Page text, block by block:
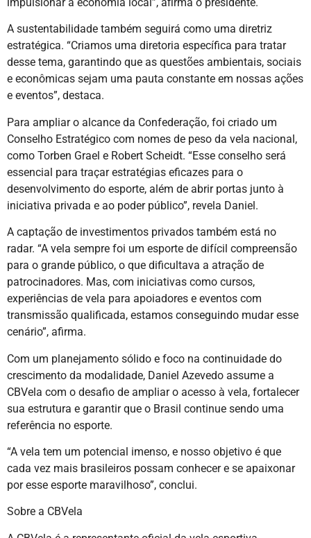
A sustentabilidade também seguirá como uma diretriz
estratégica. “Criamos uma diretoria específica para tratar
desse tema, garantindo que as questões ambientais, sociais
e econômicas sejam uma pauta constante em nossas ações
e eventos”, destaca.
Para ampliar o alcance da Confederação, foi criado um
Conselho Estratégico com nomes de peso da vela nacional,
como Torben Grael e Robert Scheidt. “Esse conselho será
essencial para traçar estratégias eficazes para o
desenvolvimento do esporte, além de abrir portas junto à
iniciativa privada e ao poder público”, revela Daniel.
A captação de investimentos privados também está no
radar. “A vela sempre foi um esporte de difícil compreensão
para o grande público, o que dificultava a atração de
patrocinadores. Mas, com iniciativas como cursos,
experiências de vela para apoiadores e eventos com
transmissão qualificada, estamos conseguindo mudar esse
cenário”, afirma.
Com um planejamento sólido e foco na continuidade do
crescimento da modalidade, Daniel Azevedo assume a
CBVela com o desafio de ampliar o acesso à vela, fortalecer
sua estrutura e garantir que o Brasil continue sendo uma
referência no esporte.
“A vela tem um potencial imenso, e nosso objetivo é que
cada vez mais brasileiros possam conhecer e se apaixonar
por esse esporte maravilhoso”, conclui.
Sobre a CBVela